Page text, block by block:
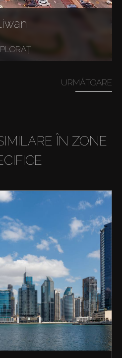
URMĂTOARE
ÎN ZONE